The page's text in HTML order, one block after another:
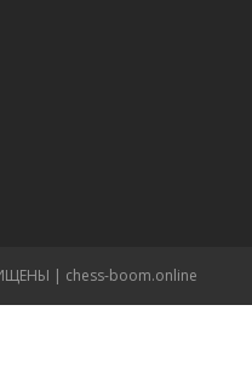
| chess-boom.online